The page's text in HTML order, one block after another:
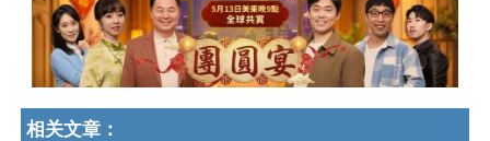
相关文章：